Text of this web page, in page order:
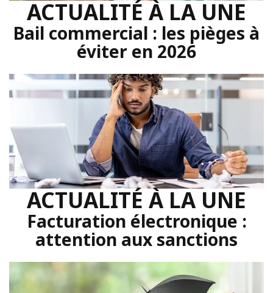
ACTUALITÉ À LA UNE
Bail commercial : les pièges à
éviter en 2026
ACTUALITÉ À LA UNE
Facturation électronique :
attention aux sanctions